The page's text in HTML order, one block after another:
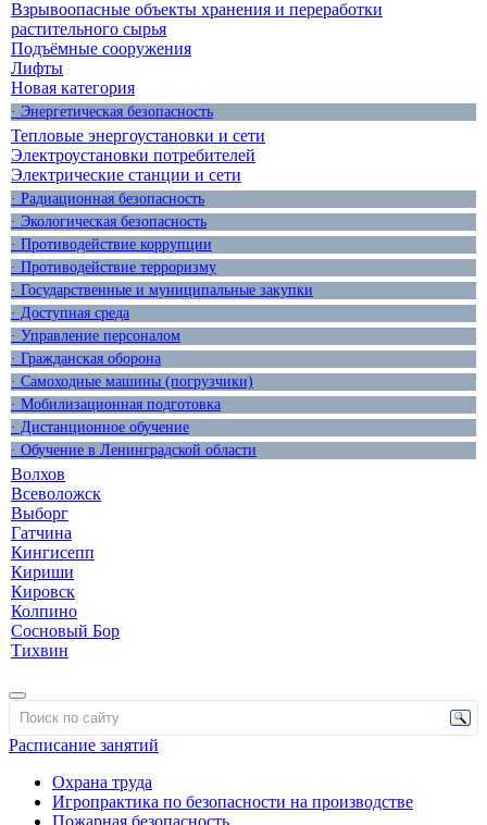
Взрывоопасные объекты хранения и переработки
растительного сырья
Подъёмные сооружения
Лифты
Новая категория
· Энергетическая безопасность
Тепловые энергоустановки и сети
Электроустановки потребителей
Электрические станции и сети
· Радиационная безопасность
· Экологическая безопасность
· Противодействие коррупции
· Противодействие терроризму
· Государственные и муниципальные закупки
· Доступная среда
· Управление персоналом
· Гражданская оборона
· Самоходные машины (погрузчики)
· Мобилизационная подготовка
· Дистанционное обучение
· Обучение в Ленинградской области
Волхов
Всеволожск
Выборг
Гатчина
Кингисепп
Кириши
Кировск
Колпино
Сосновый Бор
Тихвин
Расписание занятий
Охрана труда
Игропрактика по безопасности на производстве
Пожарная безопасность